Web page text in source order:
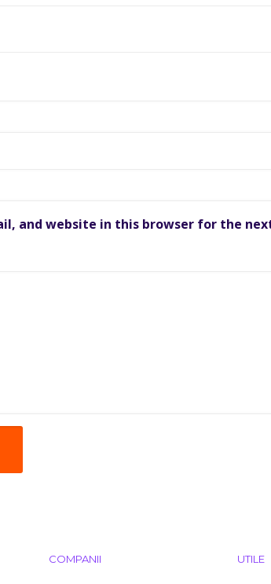
and website in this browser for the
COMPANII UTILE